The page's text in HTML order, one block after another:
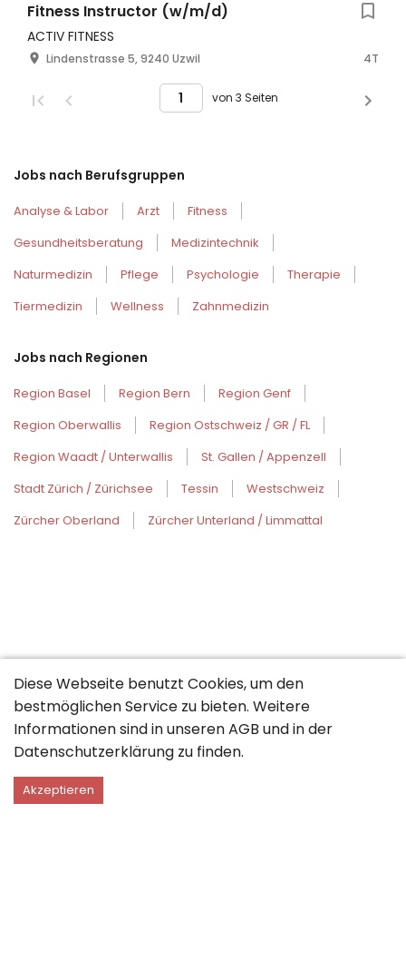
Fitness Instructor (w/m/d)
ACTIV FITNESS
Lindenstrasse 5, 9240 Uzwil 4T
von 3 Seiten
Jobs nach Berufsgruppen
Analyse & Labor Arzt
Fitness
Gesundheitsberatung
Medizintechnik
Naturmedizin
Pflege Psychologie
Therapie
Tiermedizin
Wellness Zahnmedizin
Jobs nach Regionen
Region Basel Region Bern
Region Genf
Region Oberwallis
Region Ostschweiz / GR / FL
Region Waadt / Unterwallis
St. Gallen / Appenzell
Stadt Zürich / Zürichsee
Tessin
Westschweiz
Zürcher Oberland
Zürcher Unterland / Limmattal
Diese Webseite benutzt Cookies, um den
bestmöglichen Service zu bieten. Weitere
Informationen sind in unserenAGB und in der
Datenschutzerklärung zu finden.
Akzeptieren